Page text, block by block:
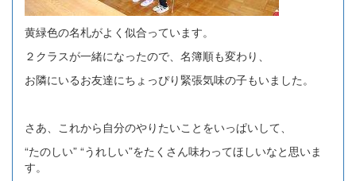
黄緑色の名札がよく似合っています。
２クラスが一緒になったので、名簿順も変わり、
お隣にいるお友達にちょっぴり緊張気味の子もいました。
さあ、これから自分のやりたいことをいっぱいして、
“たのしい” “うれしい”をたくさん味わってほしいなと思いま
す。